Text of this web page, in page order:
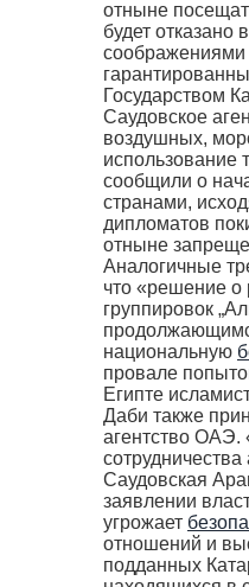
отныне
будет
соображениями
Государством
Саудовское
воздушных,
использование
сообщили о
странами,
дипломатов
отныне
Аналогичные
что «решение о
группировок
национальную
провале
Египте
Даби также
агентство ОАЭ.
Саудовская
заявлении
угрожает
отношений и
подданных